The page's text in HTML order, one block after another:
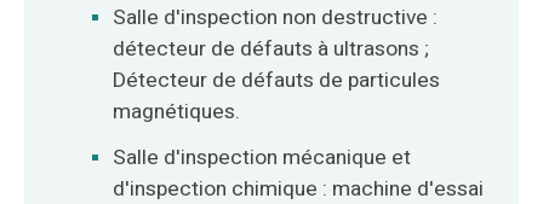
Salle d'inspection non destructive :
détecteur de défauts à ultrasons ;
Détecteur de défauts de particules
magnétiques.
Salle d'inspection mécanique et
d'inspection chimique : machine d'essai